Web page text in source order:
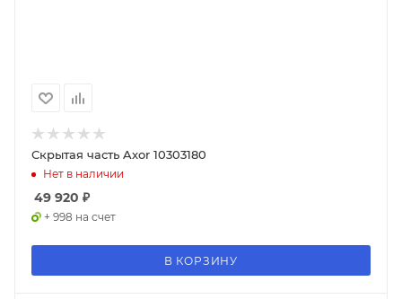
Скрытая часть Axor 10303180
Нет в наличии
49 920 ₽
+ 998 на счет
В КОРЗИНУ